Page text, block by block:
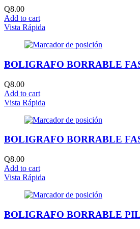
Q8.00
Add to cart
Vista Rápida
BOLIGRAFO BORRABLE
Q8.00
Add to cart
Vista Rápida
BOLIGRAFO BORRABLE
Q8.00
Add to cart
Vista Rápida
BOLIGRAFO BORRABLE